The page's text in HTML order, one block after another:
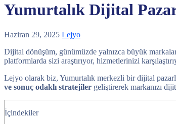
Yumurtalık Dijital
Haziran 29, 2025 Lejyo
Dijital dönüşüm, günümüzde yalnızca büyük
platformlarda sizi araştırıyor, hizmetlerinizi
Lejyo olarak biz, Yumurtalık merkezli bir dijital
ve sonuç odaklı stratejiler geliştirerek markanızı
İçindekiler